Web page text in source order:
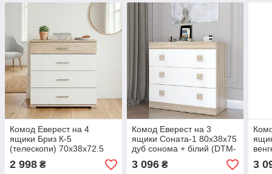
Комод Еверест на 4
ящики Бриз К-5
(телескопи) 70х38х72.5
Дуб сонома/Білий (DTM-
073859)
2 998 ₴
Комод Еверест на 3
ящики Соната-1 80х38х75
дуб сонома + білий (DTM-
2044)
3 096₴ 3